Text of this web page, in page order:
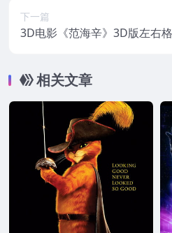
下一篇
3D电影《范海辛》3D版左右
相关文章